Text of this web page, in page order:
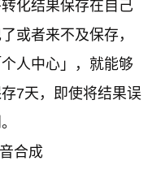
化结果保存在自己
或者来不及保存，
人中心」，就能够
7天，即使将结果误